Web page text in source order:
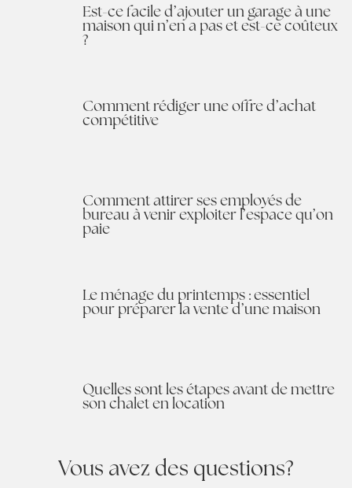
Est-ce facile d’ajouter un garage à une
maison qui n’en a pas et est-ce coûteux
?
Comment rédiger une offre d’achat
compétitive
Comment attirer ses employés de
bureau à venir exploiter l’espace qu’on
paie
Le ménage du printemps : essentiel
pour préparer la vente d’une maison
Quelles sont les étapes avant de mettre
son chalet en location
Vous avez des questions?